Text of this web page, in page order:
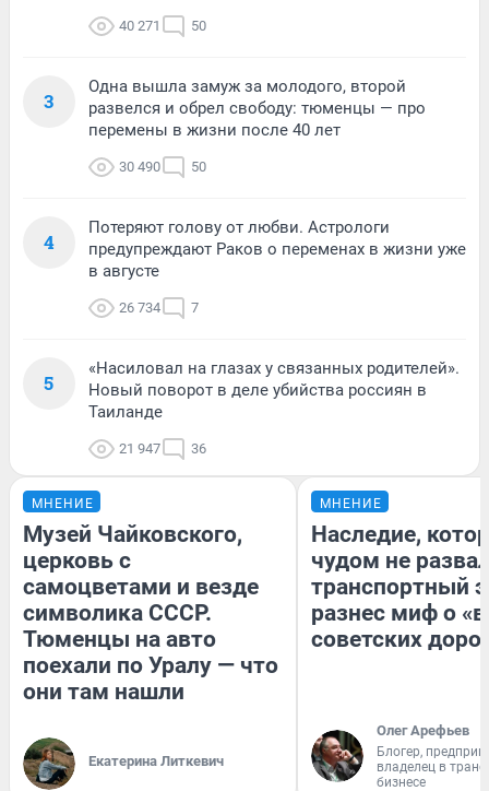
40 271 50
3
Одна вышла замуж за молодого, второй
развелся и обрел свободу: тюменцы — про
перемены в жизни после 40 лет
30 490 50
4
Потеряют голову от любви. Астрологи
предупреждают Раков о переменах в жизни уже
в августе
26 734 7
5
«Насиловал на глазах у связанных родителей».
Новый поворот в деле убийства россиян в
Таиланде
21 947 36
МНЕНИЕ
Музей Чайковского,
церковь с
самоцветами и везде
символика СССР.
Тюменцы на авто
поехали по Уралу — что
они там нашли
Екатерина Литкевич
МНЕНИЕ
Наследие,
чудом не
транспортный
разнес миф о
советских
Олег Арефьев
Блогер,
владелец в
бизнесе